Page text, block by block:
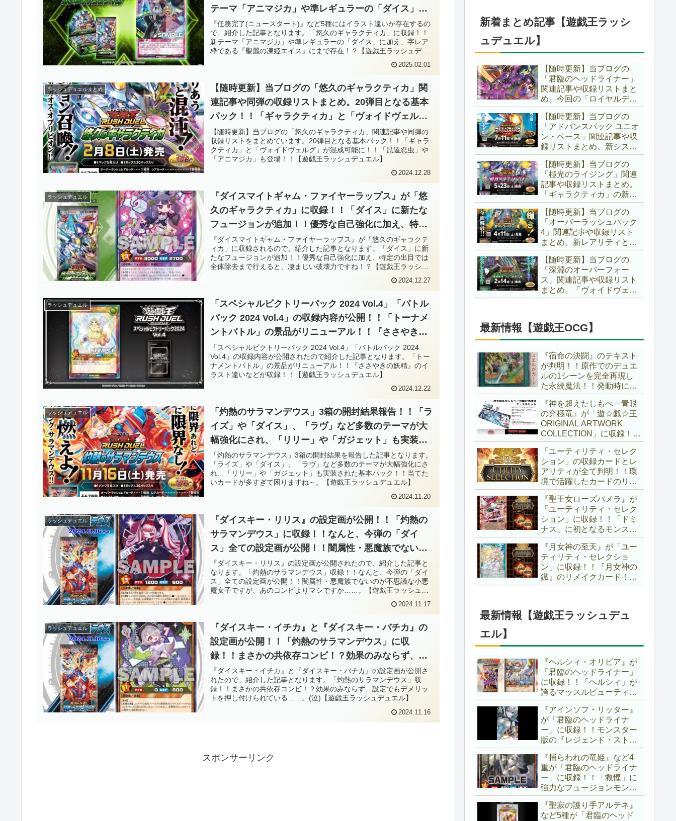
テーマ「アニマジカ」や準レギュラーの「ダイス」に
加え、字レア枠である『聖麗の凍姫エイス』にまで存
在！？【遊戯王ラッシュデュエル】
『任務完了(ニュースタート)』など5種にはイラスト違いが存在するの
で、紹介した記事となります。「悠久のギャラクティカ」に収録！！
新テーマ「アニマジカ」や準レギュラーの「ダイス」に加え、字レア
枠である『聖麗の凍姫エイス』にまで存在！？【遊戯王ラッシュデュ
2025.02.01
ラッシュデュエルまとめ
【随時更新】当ブログの「悠久のギャラクティカ」関
連記事や同弾の収録リストまとめ。20弾目となる基本
パック！！「ギャラクティカ」と「ヴォイドヴェル
グ」が混成可能に！！「昆遁忍虫」や「アニマジカ」
も登場！！【遊戯王ラッシュデュエル】
【随時更新】当ブログの「悠久のギャラクティカ」関連記事や同弾の
収録リストをまとめています。20弾目となる基本パック！！「ギャラ
クティカ」と「ヴォイドヴェルグ」が混成可能に！！「昆遁忍虫」や
「アニマジカ」も登場！！【遊戯王ラッシュデュエル】
2024.12.28
ラッシュデュエル
『ダイスマイトギャム・ファイヤーラップス』が「悠
久のギャラクティカ」に収録！！「ダイス」に新たな
フュージョンが追加！！優秀な自己強化に加え、特定
の出目では全体除去まで行えると、凄まじい破壊力で
すね！？【遊戯王ラッシュデュエル】
『ダイスマイトギャム・ファイヤーラップス』が「悠久のギャラクテ
ィカ」に収録されるので、紹介した記事となります。「ダイス」に新
たなフュージョンが追加！！優秀な自己強化に加え、特定の出目では
全体除去まで行えると、凄まじい破壊力ですね！？【遊戯王ラッシュ
2024.12.27
ラッシュデュエル
「スペシャルビクトリーパック 2024 Vol.4」「バトル
パック 2024 Vol.4」の収録内容が公開！！「トーナメ
ントバトル」の景品がリニューアル！！『ささやきの
妖精』のイラスト違いなどが収録！！【遊戯王ラッシ
ュデュエル】
「スペシャルビクトリーパック 2024 Vol.4」「バトルパック 2024
Vol.4」の収録内容が公開されたので紹介した記事となります。「トー
ナメントバトル」の景品がリニューアル！！『ささやきの妖精』のイ
ラスト違いなどが収録！！【遊戯王ラッシュデュエル】
2024.12.22
ラッシュデュエル
「灼熱のサラマンデウス」3箱の開封結果報告！！「ラ
イズ」や「ダイス」、「ラヴ」など多数のテーマが大
幅強化にされ、「リリー」や「ガジェット」も実装さ
れた基本パック！！当てたいカードが多すぎて困りま
すね～。【遊戯王ラッシュデュエル】
「灼熱のサラマンデウス」3箱の開封結果を報告した記事となります。
「ライズ」や「ダイス」、「ラヴ」など多数のテーマが大幅強化にさ
れ、「リリー」や「ガジェット」も実装された基本パック！！当てた
いカードが多すぎて困りますね～。【遊戯王ラッシュデュエル】
2024.11.20
ラッシュデュエル
『ダイスキー・リリス』の設定画が公開！！「灼熱の
サラマンデウス」に収録！！なんと、今弾の「ダイ
ス」全ての設定画が公開！！闇属性・悪魔族でないの
が不思議な小悪魔女子ですが、あのコンビよりマシで
すか……。【遊戯王ラッシュデュエル】
『ダイスキー・リリス』の設定画が公開されたので、紹介した記事と
なります。「灼熱のサラマンデウス」収録！！なんと、今弾の「ダイ
ス」全ての設定画が公開！！闇属性・悪魔族でないのが不思議な小悪
魔女子ですが、あのコンビよりマシですか……。【遊戯王ラッシュデ
2024.11.17
ラッシュデュエル
『ダイスキー・イチカ』と『ダイスキー・バチカ』の
設定画が公開！！「灼熱のサラマンデウス」に収
録！！まさかの共依存コンビ！？効果のみならず、設
定でもデメリットを押し付けられている……。(泣)
【遊戯王ラッシュデュエル】
『ダイスキー・イチカ』と『ダイスキー・バチカ』の設定画が公開さ
れたので、紹介した記事となります。「灼熱のサラマンデウス」収
録！！まさかの共依存コンビ！？効果のみならず、設定でもデメリッ
トを押し付けられている……。(泣)【遊戯王ラッシュデュエル】
2024.11.16
スポンサーリンク
ージした『リビングデッド
の呼び声』関連に注目が集
新着まとめ記事【遊戯王ラッシ
ュデュエル】
【随時更新】当ブログの
「君臨のヘッドライナー」
関連記事や収録リストまと
め。今回の「ロイヤルデモ
ンズ」は相手モンスターを
リリース！！また、新テー
マとして「救惺」、「ヘル
シィ」、「ゴエゴエ」も登
場です！！【遊戯王ラッシ
ュデュエル】
【随時更新】当ブログの
「アドバンスパック ユニオ
ン・ベース」関連記事や収
録リストまとめ。新システ
ム「ユニオンフュージョ
ン」の登場により、ようや
く原作さながらの「ＸＹ
Ｚ」が使用可能となりまし
た！！【遊戯王ラッシュデ
ュエル】
【随時更新】当ブログの
「極光のライジング」関連
記事や収録リストまとめ。
「ギャラクティカ」の新た
なフュージョンモンスター
やイラスト違い、「報道」
の強化に加え、幻竜族の新
テーマ「纏竜」も登場で
す！！【遊戯王ラッシュデ
ュエル】
【随時更新】当ブログの
「オーバーラッシュパック
4」関連記事や収録リスト
まとめ。新レアリティとし
てフルオーバーラッシュレ
ア仕様が初登場！！そし
て、OCGの大人気テーマ
「霊使い」も同時に実装さ
れています！！【遊戯王ラ
【随時更新】当ブログの
「深淵のオーバーフォー
ス」関連記事や収録リスト
まとめ。「ヴォイドヴェル
グ」や「夢中」、「ラ
「コスモス姫」などの人気
テーマ強化に加え、「冥
跡」もテーマ化です！！
【遊戯王ラッシュデュエ
ル】
最新情報【遊戯王OCG】
『宿命の決闘』のテキスト
が判明！！原作でのデュエ
ルの1シーンを完全再現し
た永続魔法！！発動時に無
差別にモンスターを裏返す
効果も、なかなかの影響力
ですね～。「Ｖジャンプ
(2026年10月号)」付属カー
ド。【遊戯王OCG】
『神を超えたしもべ－青眼
の究極竜』が「遊☆戯☆王
ORIGINAL ARTWORK
COLLECTION」に収録！！
3回の攻撃と除去、強固な
耐性と、正しく『強靭！無
敵！最強！』な「ブルーア
イズ」が登場です！！【遊
戯王OCG】
「ユーティリティ・セレク
ション」の収録カードとレ
アリティが全て判明！！環
境で活躍したカードのリメ
イクが多数収録！！調整版
『墓穴の指名者』や「ドミ
ナス」の少女のカード化な
ど、注目要素が満載ですね
～。【遊戯王OCG】
『聖王女ローズパメラ』が
「ユーティリティ・セレク
ション」に収録！！「ドミ
ナス」に初となるモンスタ
ーが登場！！『聖王の粉
砕』や『列王詩篇』に描か
れていた少女で、実際にこ
の2種を強力にサポートし
ていますね！！【遊戯王
『月女神の至天』が「ユー
ティリティ・セレクショ
ン」に収録！！『月女神の
鏃』のリメイクカード！！
選出傾向が読めなくなりま
無効化範囲の広がった『墓
穴の指名者』はめちゃくち
最新情報【遊戯王ラッシュデュ
エル】
『ヘルシィ・オリビア』が
「君臨のヘッドライナー」
に収録！！「ヘルシィ」が
誇るマッスルビューティー
の詳細が判明！！優秀なリ
チュアル魔法『健康ズハ
イ！』をサルベージできる
サポーターでしたか～。
【遊戯王ラッシュデュエ
ル】
『アインソフ・リッター』
が「君臨のヘッドライナ
ー」に収録！！モンスター
版の『レジェンド・ストラ
イク』とも言える強力な蘇
生効果持ち！！そのステー
タスから、「救惺」との相
性も抜群に良いですね～。
【遊戯王ラッシュデュエ
ル】
『捕らわれの竜姫』など4
重が「君臨のヘッドライナ
ー」に収録！！「救惺」に
強力なフュージョンモンス
ターとサポーターが登
場！！性能の高さはもちろ
ん、イラストから推察され
『聖寂の護り手アルテネ』
など5種が「君臨のヘッド